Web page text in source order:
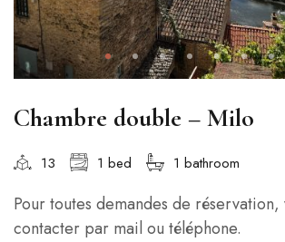
Chambre double – Milo
13 1 bed 1 bathroom
Pour toutes demandes de réservation,
contacter par mail ou téléphone.